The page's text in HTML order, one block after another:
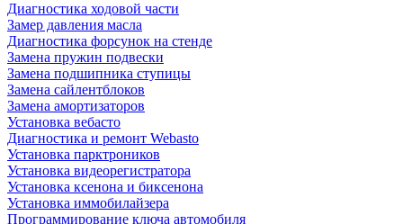
Диагностика ходовой части
Замер давления масла
Диагностика форсунок на стенде
Замена пружин подвески
Замена подшипника ступицы
Замена сайлентблоков
Замена амортизаторов
Установка вебасто
Диагностика и ремонт Webasto
Установка парктроников
Установка видеорегистратора
Установка ксенона и биксенона
Установка иммобилайзера
Программирование ключа автомобиля